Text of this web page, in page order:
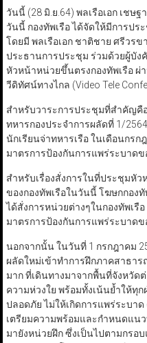
วันนี้ (28 มิ.ย.64) พลเรือเอก เชษฐ
วันนี้ กองทัพเรือ ได้จัดให้มีการป
โดยมี พลเรือเอก ชาติชาย ศรีวร
ประธานการประชุม ร่วมด้วยผู้บัง
หัวหน้าหน่วยขึ้นตรงกองทัพเรือ ผ่
วีดิทัศน์ทางไกล (Video Tele
สำหรับวาระการประชุมที่สำคัญคื
ทหารกองประจำการผลัดที่ 1/
นักเรียนจ่าทหารเรือ ในเดือนกร
มาตรการป้องกันการแพร่ระบาดขอ
สำหรับเรื่องสั่งการในที่ประชุมหั
ของกองทัพเรือในวันนี้ โฆษกกอง
ได้สั่งการหน่วยต่างๆในกองทัพเรื
มาตรการป้องกันการแพร่ระบาดข
นอกจากนั้น ในวันที่ 1 กรกฎาคม
ผลัดใหม่เข้าทำการฝึกภาคสาธา
มาก ที่เดินทางมาจากพื้นที่จังหวัด
ความห่วงใย พร้อมทั้งเน้นย้ำให้ทุ
ปลอดภัย ไม่ให้เกิดการแพร่ระบา
เตรียมความพร้อมและกำหนดแน
มายังหน่วยฝึก ซึ่งเป็นไปตามกรอ